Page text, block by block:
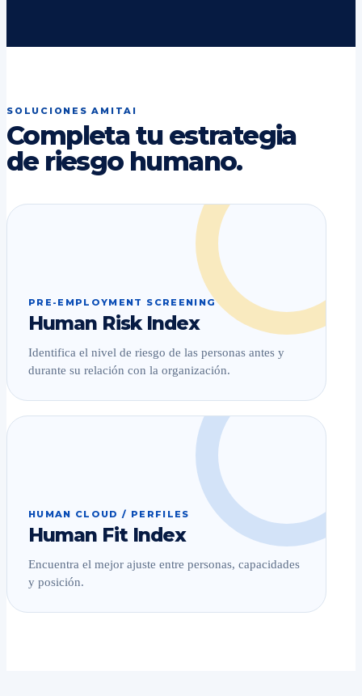
SOLUCIONES AMITAI
Completa tu estrategia
de riesgo humano.
PRE-EMPLOYMENT SCREENING
Human Risk Index
Identifica el nivel de riesgo de las personas antes y
durante su relación con la organización.
HUMAN CLOUD / PERFILES
Human Fit Index
Encuentra el mejor ajuste entre personas, capacidades
y posición.